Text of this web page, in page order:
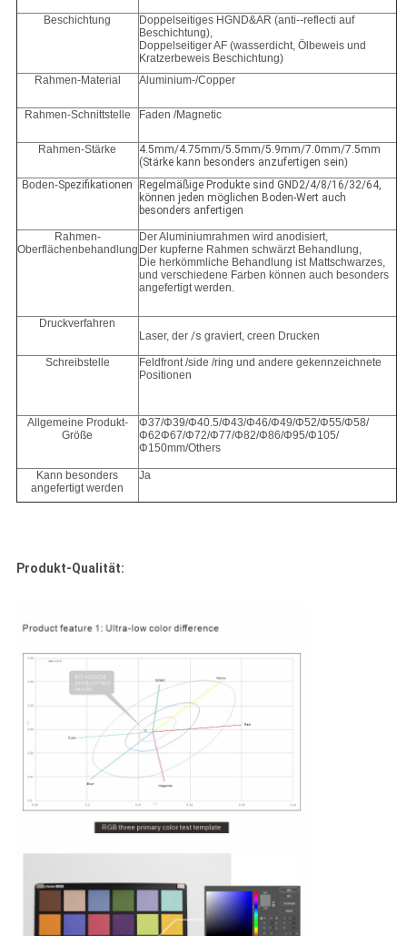
Beschichtung
Doppelseitiges HGND&AR (anti--reflecti auf
Beschichtung),
Doppelseitiger AF (wasserdicht, Ölbeweis und
Kratzerbeweis Beschichtung)
Rahmen-Material
Aluminium-/Copper
Rahmen-Schnittstelle Faden /Magnetic
Rahmen-Stärke
4.5mm/4.75mm/5.5mm/5.9mm/7.0mm/7.5mm
(Stärke kann besonders anzufertigen sein)
Boden-Spezifikationen
Regelmäßige Produkte sind GND2/4/8/16/32/64,
können jeden möglichen Boden-Wert auch
besonders anfertigen
Rahmen-
Oberflächenbehandlung
Der Aluminiumrahmen wird anodisiert,
Der kupferne Rahmen schwärzt Behandlung,
Die herkömmliche Behandlung ist Mattschwarzes,
und verschiedene Farben können auch besonders
angefertigt werden.
Druckverfahren
Laser, der/s graviert, creen Drucken
Schreibstelle
Feldfront /side /ring und andere gekennzeichnete
Positionen
Allgemeine Produkt-
Größe
Φ37/Φ39/Φ40.5/Φ43/Φ46/Φ49/Φ52/Φ55/Φ58/
Φ62Φ67/Φ72/Φ77/Φ82/Φ86/Φ95/Φ105/
Φ150mm/Others
Kann besonders
angefertigt werden
Ja
Produkt-Qualität: